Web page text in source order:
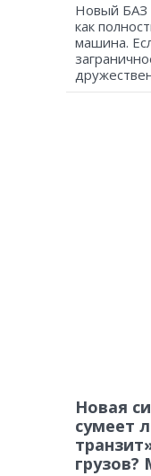
Новый БАЗ
как
машина.
Новая
сумеет
грузов?